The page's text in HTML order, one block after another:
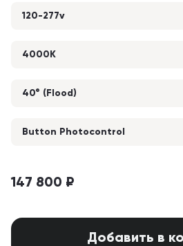
120-277v
4000K
40° (Flood)
Button Photocontrol
147 800 ₽
Добавить в